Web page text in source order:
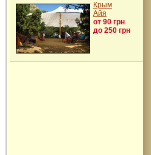
Крым
Айя
от 90 грн
до 250 грн